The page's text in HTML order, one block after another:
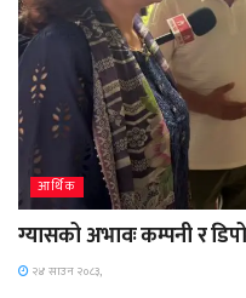
आर्थिक
ग्यासको अभावः कम्पनी र
२४ साउन २०८३,